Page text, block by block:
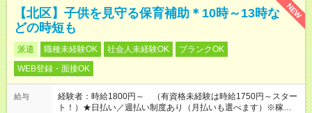
NEW
【北区】子供を見守る保育補助＊10時～13時な
どの時短も
派遣 職種未経験OK 社会人未経験OK
ブランクOK
WEB登録・面接OK
給与
経験者：時給1800円～ （有資格未経験は時給1750円～スター
ト！）★日払い／週払い制度あり（月払いも選べます）※稼働開